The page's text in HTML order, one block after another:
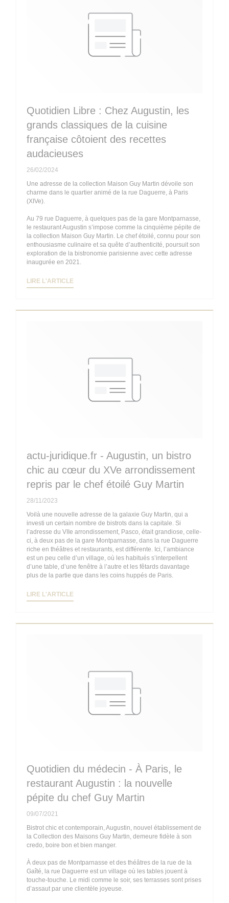
Quotidien Libre : Chez Augustin, les
grands classiques de la cuisine
française côtoient des recettes
audacieuses
26/02/2024
Une adresse de la collection Maison Guy Martin dévoile son
charme dans le quartier animé de la rue Daguerre, à Paris
(XIVe).
Au 79 rue Daguerre, à quelques pas de la gare Montparnasse,
le restaurant Augustin s’impose comme la cinquième pépite de
la collection Maison Guy Martin. Le chef étoilé, connu pour son
enthousiasme culinaire et sa quête d’authenticité, poursuit son
exploration de la bistronomie parisienne avec cette adresse
inaugurée en 2021.
LIRE L'ARTICLE
actu-juridique.fr - Augustin, un bistro
chic au cœur du XVe arrondissement
repris par le chef étoilé Guy Martin
28/11/2023
Voilà une nouvelle adresse de la galaxie Guy Martin, qui a
investi un certain nombre de bistrots dans la capitale. Si
l’adresse du VIIe arrondissement, Pasco, était grandiose, celle-
ci, à deux pas de la gare Montparnasse, dans la rue Daguerre
riche en théâtres et restaurants, est différente. Ici, l’ambiance
est un peu celle d’un village, où les habitués s’interpellent
d’une table, d’une fenêtre à l’autre et les fêtards davantage
plus de la partie que dans les coins huppés de Paris.
LIRE L'ARTICLE
Quotidien du médecin - À Paris, le
restaurant Augustin : la nouvelle
pépite du chef Guy Martin
09/07/2021
Bistrot chic et contemporain, Augustin, nouvel établissement de
la Collection des Maisons Guy Martin, demeure fidèle à son
credo, boire bon et bien manger.
À deux pas de Montparnasse et des théâtres de la rue de la
Gaîté, la rue Daguerre est un village où les tables jouent à
touche-touche. Le midi comme le soir, ses terrasses sont prises
d’assaut par une clientèle joyeuse.